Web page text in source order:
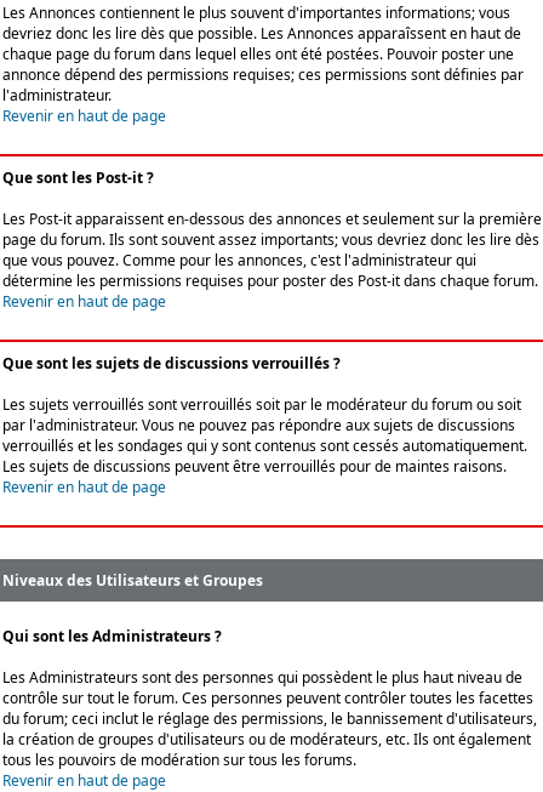
Les Annonces contiennent le plus souvent d'importantes informations; vous
devriez donc les lire dès que possible. Les Annonces apparaîssent en haut de
chaque page du forum dans lequel elles ont été postées. Pouvoir poster une
annonce dépend des permissions requises; ces permissions sont définies par
l'administrateur.
Revenir en haut de page
Que sont les Post-it ?
Les Post-it apparaissent en-dessous des annonces et seulement sur la première
page du forum. Ils sont souvent assez importants; vous devriez donc les lire dès
que vous pouvez. Comme pour les annonces, c'est l'administrateur qui
détermine les permissions requises pour poster des Post-it dans chaque forum.
Revenir en haut de page
Que sont les sujets de discussions verrouillés ?
Les sujets verrouillés sont verrouillés soit par le modérateur du forum ou soit
par l'administrateur. Vous ne pouvez pas répondre aux sujets de discussions
verrouillés et les sondages qui y sont contenus sont cessés automatiquement.
Les sujets de discussions peuvent être verrouillés pour de maintes raisons.
Revenir en haut de page
Niveaux des Utilisateurs et Groupes
Qui sont les Administrateurs ?
Les Administrateurs sont des personnes qui possèdent le plus haut niveau de
contrôle sur tout le forum. Ces personnes peuvent contrôler toutes les facettes
du forum; ceci inclut le réglage des permissions, le bannissement d'utilisateurs,
la création de groupes d'utilisateurs ou de modérateurs, etc. Ils ont également
tous les pouvoirs de modération sur tous les forums.
Revenir en haut de page